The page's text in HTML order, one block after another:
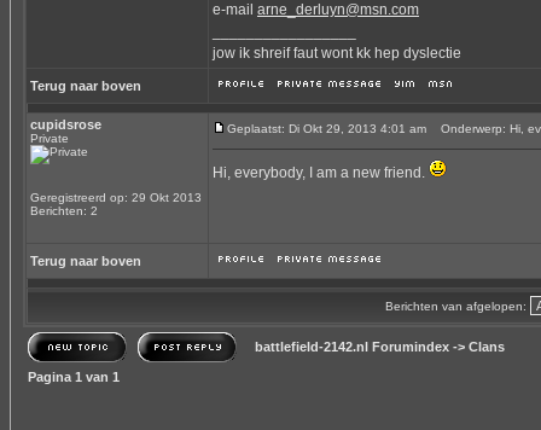
e-mail arne_derluyn@msn.com
jow ik shreif faut wont kk hep dyslectie
Terug naar boven
cupidsrose
Private
Geregistreerd op: 29 Okt 2013
Berichten: 2
Geplaatst: Di Okt 29, 2013 4:01 am Onderwerp: Hi,
Hi, everybody, I am a new friend.
Terug naar boven
Berichten van afgelopen:
battlefield-2142.nl Forumindex -> Clans
Pagina 1 van 1